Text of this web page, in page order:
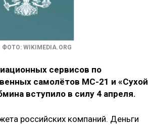
ФОТО: WIKIMEDIA.ORG
сервисов по
самолётов МС-21 и «Сухой
вступило в силу 4 апреля.
российских компаний. Деньги